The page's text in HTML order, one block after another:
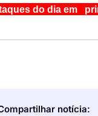
do dia em
notícia: